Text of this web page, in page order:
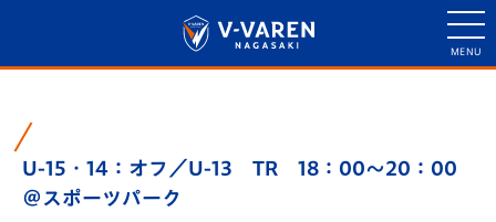
U-15・14：オフ／U-13 TR 18：00～20：00
＠スポーツパーク